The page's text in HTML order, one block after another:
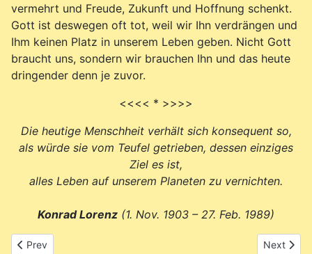
vermehrt und Freude, Zukunft und Hoffnung schenkt.
Gott ist deswegen oft tot, weil wir Ihn verdrängen und
Ihm keinen Platz in unserem Leben geben. Nicht Gott
braucht uns, sondern wir brauchen Ihn und das heute
dringender denn je zuvor.
<<<< * >>>>
Die heutige Menschheit verhält sich konsequent so,
als würde sie vom Teufel getrieben, dessen einziges
Ziel es ist,
alles Leben auf unserem Planeten zu vernichten.
Konrad Lorenz (1. Nov. 1903 – 27. Feb. 1989)
Previous article: UCC & OPPT
Prev Next
Next